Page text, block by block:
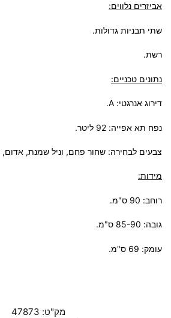
אביזרים נלווים:
שתי תבניות גדולות.
רשת.
נתונים טכניים:
דירוג אנרגטי: A.
נפח תא אפייה: 92 ליטר.
צבעים לבחירה: שחור פחם, וניל שמנת, אדום,
מידות:
רוחב: 90 ס"מ.
גובה: 85-90 ס"מ.
עומק: 69 ס"מ.
מק"ט: 47873